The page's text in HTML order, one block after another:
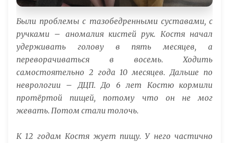
Были проблемы с тазобедренными суставами, с
ручками – аномалия кистей рук. Костя начал
удерживать голову в пять месяцев, а
переворачиваться в восемь. Ходить
самостоятельно 2 года 10 месяцев. Дальше по
неврологии – ДЦП. До 6 лет Костю кормили
протёртой пищей, потому что он не мог
жевать. Потом стали толочь.
К 12 годам Костя жует пищу. У него частично